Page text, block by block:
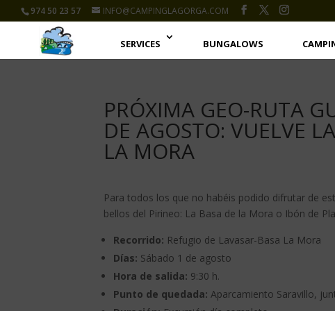
974 50 23 57 INFO@CAMPINGLAGORGA.COM
SERVICES BUNGALOWS
PRÓXIMA GEO-RUTA
DE AGOSTO: VUELVE
LA MORA
Para todos los que no habéis podido difrutar de
bellos del Pirineo: La Basa de la Mora o Ibón de
Recorrido: Refugio de Lavasar-Basa La Mora
Días: Sábado 1 de agosto
Hora de salida: 9:30 h.
Punto de quedada:Aparcamiento Saravillo,